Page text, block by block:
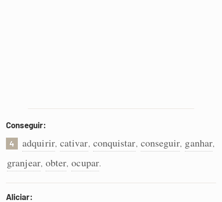
Conseguir:
4 adquirir, cativar, conquistar, conseguir, ganhar,
granjear, obter, ocupar.
Aliciar: